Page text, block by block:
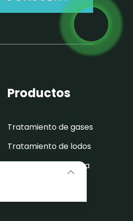
Productos
Tratamiento de gases
Tratamiento de lodos
Tratamiento de agua